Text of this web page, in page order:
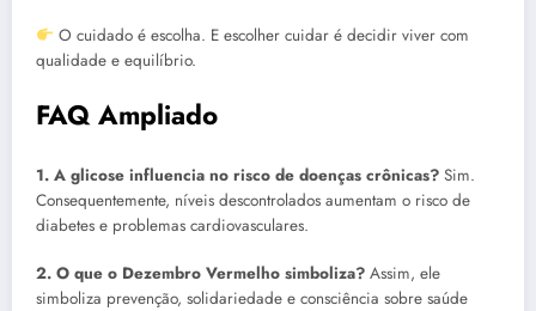
O cuidado é escolha. E escolher cuidar é decidir viver com
qualidade e equilíbrio.
FAQ Ampliado
1. A glicose influencia no risco de doenças crônicas? Sim.
Consequentemente, níveis descontrolados aumentam o risco de
diabetes e problemas cardiovasculares.
2. O que o Dezembro Vermelho simboliza? Assim, ele
simboliza prevenção, solidariedade e consciência sobre saúde